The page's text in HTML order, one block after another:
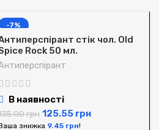
-7%
стік чол. Old
Rock 50 мл.
В наявності
грн 125.55 грн
знижка 9.45 грн!